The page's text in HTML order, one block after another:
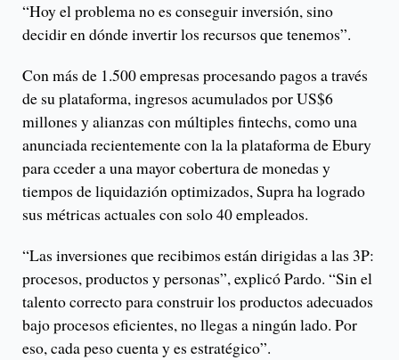
“Hoy el problema no es conseguir inversión, sino
decidir en dónde invertir los recursos que tenemos”.
Con más de 1.500 empresas procesando pagos a través
de su plataforma, ingresos acumulados por US$6
millones y alianzas con múltiples fintechs, como una
anunciada recientemente con la la plataforma de Ebury
para cceder a una mayor cobertura de monedas y
tiempos de liquidazión optimizados, Supra ha logrado
sus métricas actuales con solo 40 empleados.
“Las inversiones que recibimos están dirigidas a las 3P:
procesos, productos y personas”, explicó Pardo. “Sin el
talento correcto para construir los productos adecuados
bajo procesos eficientes, no llegas a ningún lado. Por
eso, cada peso cuenta y es estratégico”.